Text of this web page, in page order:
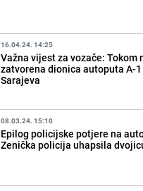
16.04.24. 14:25
Važna vijest za vozače: Tokom
zatvorena dionica autoputa A-1
Sarajeva
08.03.24. 15:10
Epilog policijske potjere na
Zenička policija uhapsila